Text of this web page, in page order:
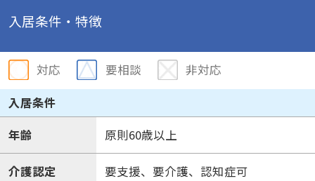
入居条件・特徴
対応 要相談
非対応
入居条件
年齢
原則60歳以上
介護認定 要支援、要介護、認知症可